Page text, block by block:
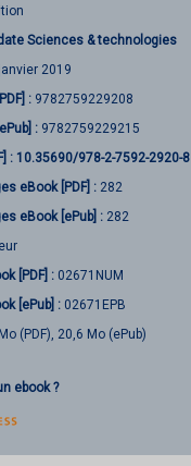
Sciences & technologies
2019
: 9782759229208
: 9782759229215
: 10.35690/978-2-7592-2920-8
eBook [PDF] : 282
eBook [ePub] : 282
[PDF] : 02671NUM
[ePub] : 02671EPB
(PDF), 20,6 Mo (ePub)
ebook ?